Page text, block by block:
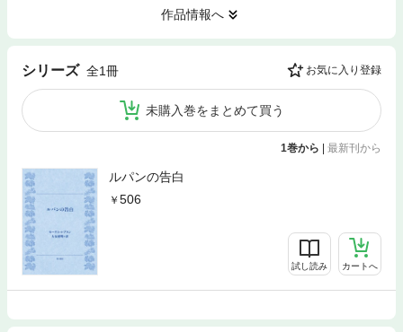
作品情報へ
シリーズ 全1冊 お気に入り登録
未購入巻をまとめて買う
1巻から | 最新刊から
ルパンの告白
506
試し読み カートへ